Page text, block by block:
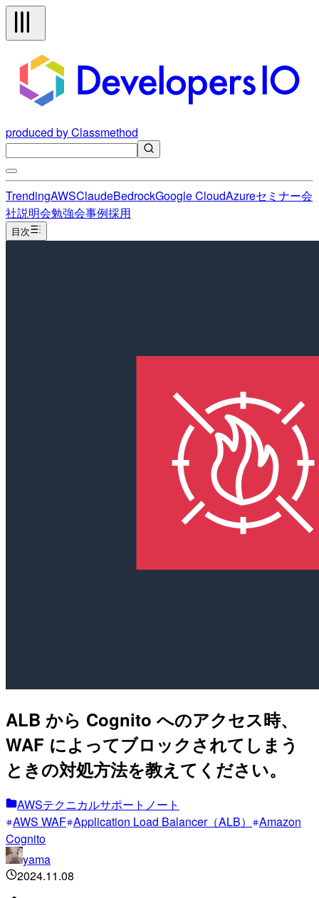
produced by Classmethod
TrendingAWSClaudeBedrockGoogle CloudAzureセミナー会
社説明会勉強会事例採用
目次
ALB から Cognito へのアクセス時、
WAF によってブロックされてしまう
ときの対処方法を教えてください。
AWSテクニカルサポートノート
AWS WAF Application Load Balancer（ALB）
Amazon
Cognito
yama
2024.11.08